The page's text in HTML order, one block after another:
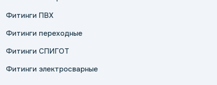
Фитинги ПВХ
Фитинги переходные
Фитинги СПИГОТ
Фитинги электросварные